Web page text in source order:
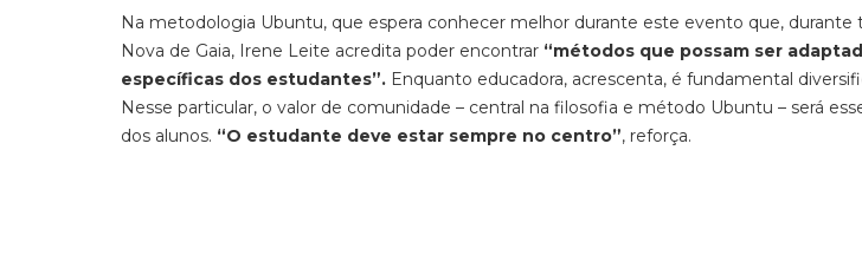
Na metodologia Ubuntu, que espera conhecer melhor durante este evento que, durante
Nova de Gaia, Irene Leite acredita poder encontrar “métodos que possam ser
específicas dos estudantes”. Enquanto educadora, acrescenta, é fundamental
Nesse particular, o valor de comunidade – central na filosofia e método Ubuntu – será
dos alunos. “O estudante deve estar sempre no centro”, reforça.